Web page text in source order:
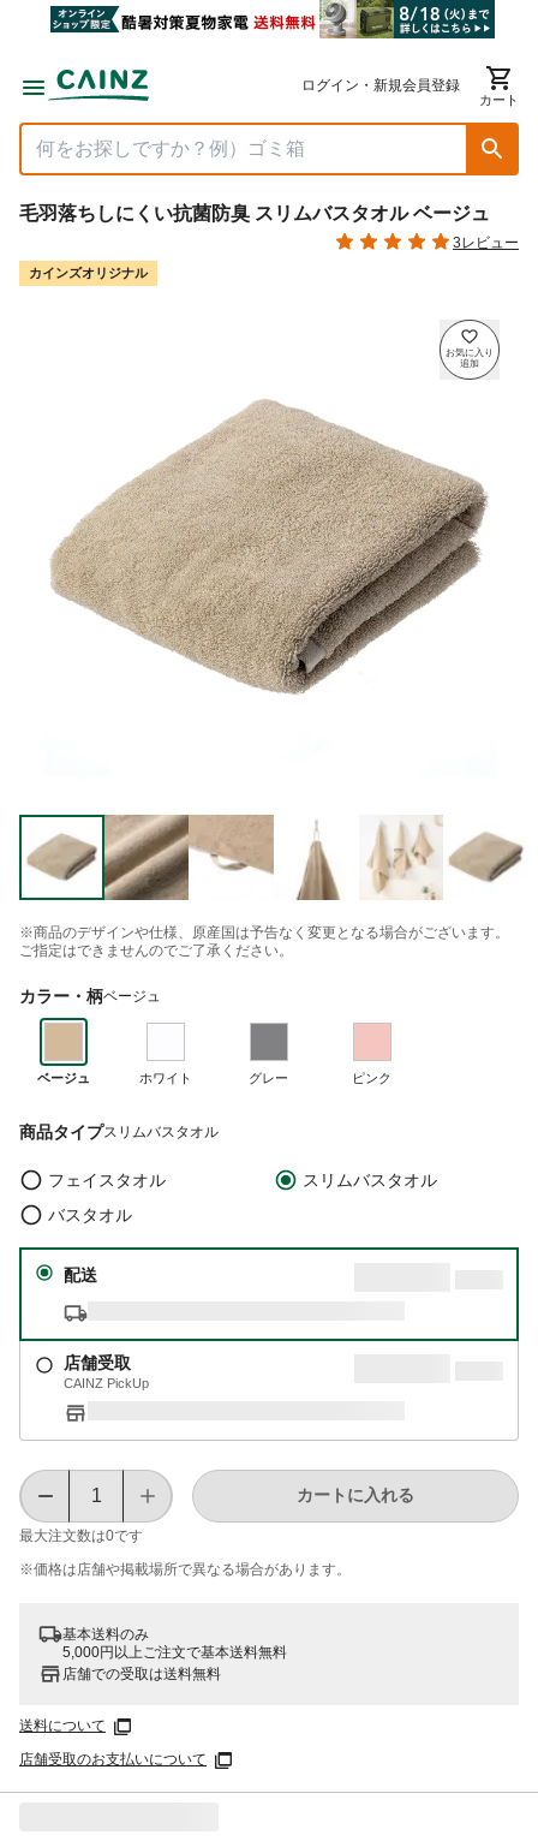
ログイン・新規会員登録
カート
毛羽落ちしにくい抗菌防臭 スリムバスタオル ベージュ
3レビュー
カインズオリジナル
※商品のデザインや仕様、原産国は予告なく変更となる場合がございます。
ご指定はできませんのでご了承ください。
カラー・柄ベージュ
ベージュ ホワイト グレー ピンク
商品タイプスリムバスタオル
フェイスタオル
スリムバスタオル
バスタオル
配送
店舗受取
CAINZ PickUp
最大注文数は0です
カートに入れる
※価格は​店舗や​掲載場所で​異なる​場合が​あります。
基本送料のみ
5,000円以上ご注文で基本送料無料
店舗での受取は送料無料
送料について
店舗受取のお支払いについて